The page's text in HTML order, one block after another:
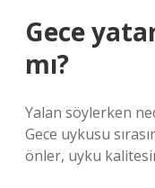
Gece
mı?
Yalan söylerken
Gece uykusu
önler, uyku